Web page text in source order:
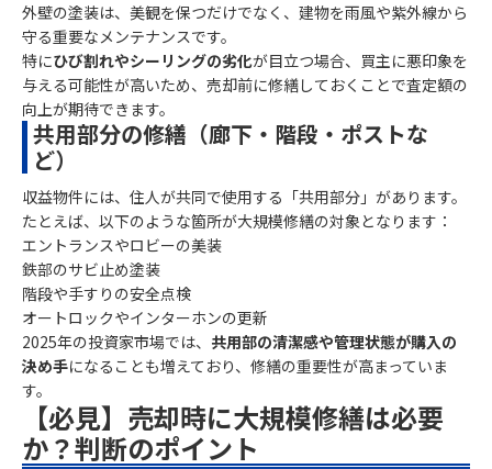
外壁の塗装は、美観を保つだけでなく、建物を雨風や紫外線から
守る重要なメンテナンスです。
特にひび割れやシーリングの劣化が目立つ場合、買主に悪印象を
与える可能性が高いため、売却前に修繕しておくことで査定額の
向上が期待できます。
共用部分の修繕（廊下・階段・ポストな
ど）
収益物件には、住人が共同で使用する「共用部分」があります。
たとえば、以下のような箇所が大規模修繕の対象となります：
エントランスやロビーの美装
鉄部のサビ止め塗装
階段や手すりの安全点検
オートロックやインターホンの更新
2025年の投資家市場では、 共用部の清潔感や管理状態が購入の
決め手になることも増えており、修繕の重要性が高まっていま
す。
【必見】売却時に大規模修繕は必要
か？判断のポイント